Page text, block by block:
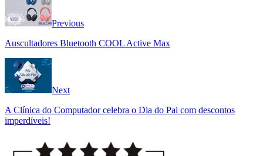
Previous
Auscultadores Bluetooth COOL Active Max
Next
A Clínica do Computador celebra o Dia do Pai com descontos
imperdíveis!